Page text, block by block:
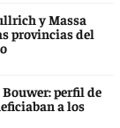
y Massa
provincias del
perfil de
a los